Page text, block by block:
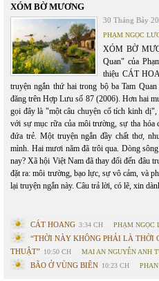
XÓM BỜ MƯƠNG
30 Tháng Bảy
PHẠM NGỌC
XÓM BỜ
Quan" của
thiệu CÁT
truyện ngắn thứ hai trong bộ ba Tam
đăng trên Hợp Lưu số 87 (2006). Hơn hai
gọi đây là "một câu chuyện cổ tích kinh
với sự mục rữa của môi trường, sự tha hóa
đứa trẻ. Một truyện ngắn đầy chất thơ,
mình. Hai mươi năm đã trôi qua. Dòng
nay? Xã hội Việt Nam đã thay đổi đến
đặt ra: môi trường, bạo lực, sự vô cảm, và
lại truyện ngắn này. Câu trả lời, có lẽ, xin
CÁT HOANG 3:34 CH PHẠM NGỌC
“THỜI NÀY KHÔNG PHẢI LÀ THỜI
THUẬT” 10:50 CH MAI AN NGUYỄN ANH
BÃO Ở VÙNG BIÊN 10:23 CH